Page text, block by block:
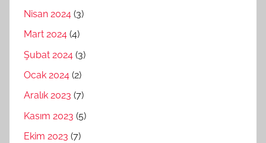
Nisan 2024 (3)
Mart 2024 (4)
Şubat 2024 (3)
Ocak 2024 (2)
Aralık 2023 (7)
Kasım 2023 (5)
Ekim 2023 (7)